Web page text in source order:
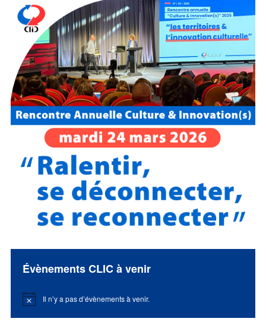
Évènements CLIC à venir
Notice Il n’y a pas d’évènements à venir.